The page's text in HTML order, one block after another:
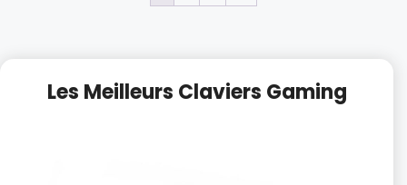
Les Meilleurs Claviers Gaming